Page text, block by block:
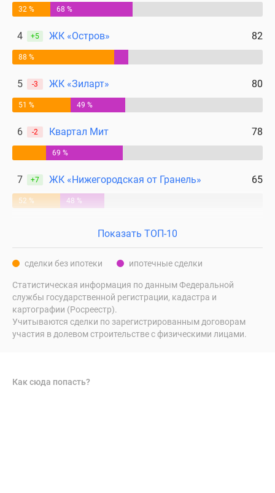
32 % 68 %
4 +5 ЖК «Остров» 82
88 %
5 -3 ЖК «Зиларт» 80
51 % 49 %
6 -2 Квартал Мит 78
69 %
7 +7 ЖК «Нижегородская от Гранель» 65
52 % 48 %
Показать ТОП-10
сделки без ипотеки ипотечные сделки
Статистическая информация по данным Федеральной
службы государственной регистрации, кадастра и
картографии (Росреестр).
Учитываются сделки по зарегистрированным договорам
участия в долевом строительстве с физическими лицами.
Как сюда попасть?